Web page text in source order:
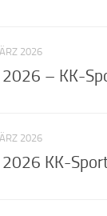
2026
– KK-
2026
2026 KK-